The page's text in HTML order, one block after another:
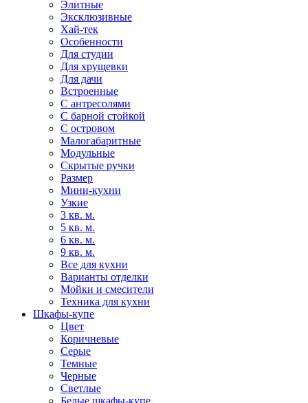
Элитные
Эксклюзивные
Хай-тек
Особенности
Для студии
Для хрущевки
Для дачи
Встроенные
С антресолями
С барной стойкой
С островом
Малогабаритные
Модульные
Скрытые ручки
Размер
Мини-кухни
Узкие
3 кв. м.
5 кв. м.
6 кв. м.
9 кв. м.
Все для кухни
Варианты отделки
Мойки и смесители
Техника для кухни
Шкафы-купе
Цвет
Коричневые
Серые
Темные
Черные
Светлые
Белые шкафы-купе